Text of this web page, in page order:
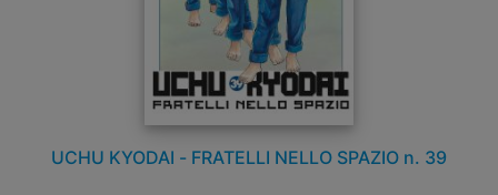
UCHU KYODAI - FRATELLI NELLO SPAZIO n. 39